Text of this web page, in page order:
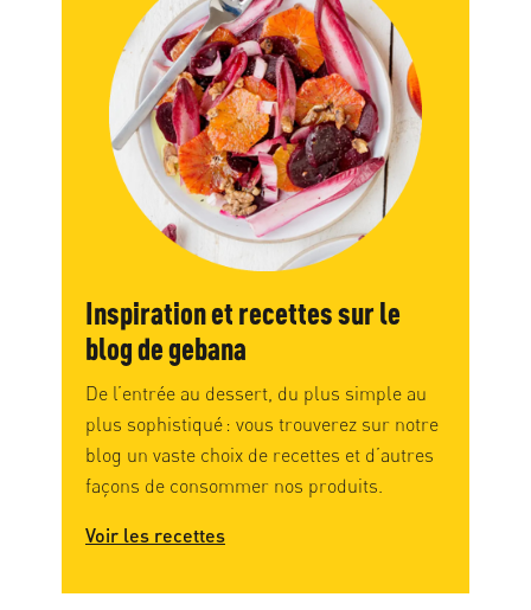
Inspiration et recettes sur le
blog de gebana
De l’entrée au dessert, du plus simple au
plus sophistiqué : vous trouverez sur notre
blog un vaste choix de recettes et d’autres
façons de consommer nos produits.
Voir les recettes